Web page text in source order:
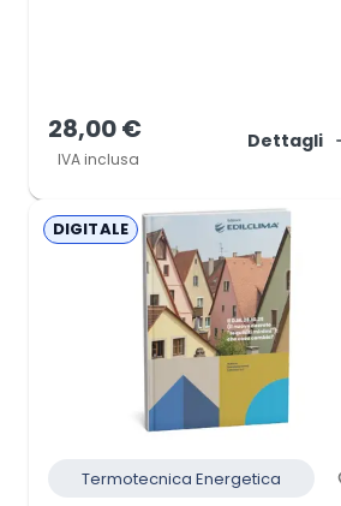
28,00 €
IVA inclusa
Dettagli
DIGITALE
Termotecnica Energetica